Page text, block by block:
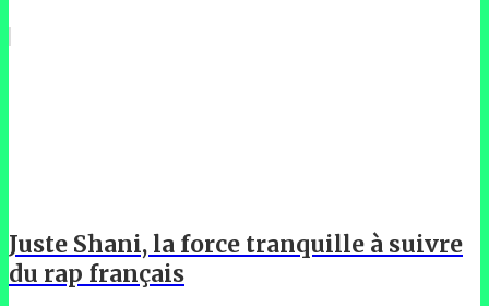
Juste Shani, la force tranquille à suivre
du rap français